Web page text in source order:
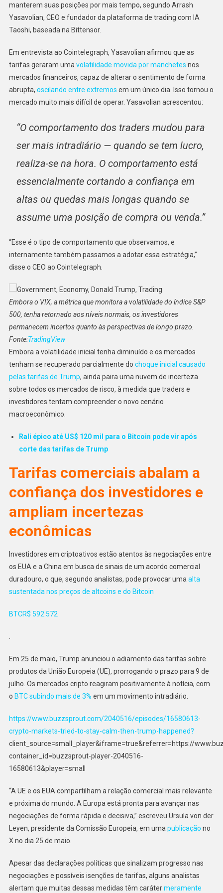
manterem suas posições por mais tempo, segundo Arrash
Yasavolian, CEO e fundador da plataforma de trading com IA
Taoshi, baseada na Bittensor.
Em entrevista ao Cointelegraph, Yasavolian afirmou que as
tarifas geraram uma volatilidade movida por manchetes nos
mercados financeiros, capaz de alterar o sentimento de forma
abrupta, oscilando entre extremos em um único dia. Isso tornou o
mercado muito mais difícil de operar. Yasavolian acrescentou:
“O comportamento dos traders mudou para
ser mais intradiário — quando se tem lucro,
realiza-se na hora. O comportamento está
essencialmente cortando a confiança em
altas ou quedas mais longas quando se
assume uma posição de compra ou venda.”
“Esse é o tipo de comportamento que observamos, e
internamente também passamos a adotar essa estratégia,”
disse o CEO ao Cointelegraph.
Embora o VIX, a métrica que monitora a volatilidade do índice S&P
500, tenha retornado aos níveis normais, os investidores
permanecem incertos quanto às perspectivas de longo prazo.
Fonte:TradingView
Embora a volatilidade inicial tenha diminuído e os mercados
tenham se recuperado parcialmente do choque inicial causado
pelas tarifas de Trump, ainda paira uma nuvem de incerteza
sobre todos os mercados de risco, à medida que traders e
investidores tentam compreender o novo cenário
macroeconômico.
Rali épico até US$ 120 mil para o Bitcoin pode vir após
corte das tarifas de Trump
Tarifas comerciais abalam a
confiança dos investidores e
ampliam incertezas
econômicas
Investidores em criptoativos estão atentos às negociações entre
os EUA e a China em busca de sinais de um acordo comercial
duradouro, o que, segundo analistas, pode provocar uma alta
sustentada nos preços de altcoins e do Bitcoin
BTCR$ 592.572
Em 25 de maio, Trump anunciou o adiamento das tarifas sobre
produtos da União Europeia (UE), prorrogando o prazo para 9 de
julho. Os mercados cripto reagiram positivamente à notícia, com
o BTC subindo mais de 3% em um movimento intradiário.
https://www.buzzsprout.com/2040516/episodes/16580613-
crypto-markets-tried-to-stay-calm-then-trump-happened?
client_source=small_player&iframe=true&referrer=https://
container_id=buzzsprout-player-2040516-
16580613&player=small
“A UE e os EUA compartilham a relação comercial mais relevante
e próxima do mundo. A Europa está pronta para avançar nas
negociações de forma rápida e decisiva,” escreveu Ursula von der
Leyen, presidente da Comissão Europeia, em uma publicação no
X no dia 25 de maio.
Apesar das declarações políticas que sinalizam progresso nas
negociações e possíveis isenções de tarifas, alguns analistas
alertam que muitas dessas medidas têm carátermeramente